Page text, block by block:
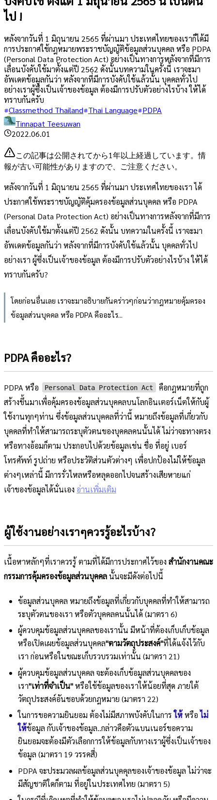
ไป !
หลังจากวันที่ 1 มิถุนายน 2565 ที่ผ่านมา ประเทศไทยของเราก็ได้มี
การประกาศใช้กฎหมายพระราชบัญญัติข้อมูลส่วนบุคคล หรือ PDPA
(Personal Data Protection Act) อย่างเป็นทางการหลังจากที่มีการ
เลื่อนบังคับใช้มาตั้งแต่ปี 2562 ดังนั้นบทความในครั้งนี้ เราจะมา
อัพเดตข้อมูลกันว่า หลังจากที่มีการบังคับใช้แล้วนั้น บุคคลทั่วไป
อย่างเราผู้ซึ่งเป็นเจ้าของข้อมูล ต้องมีการปรับตัวอย่างไรบ้าง ให้ได้
ทราบกันครับ
Classmethod Thailand Thai Language PDPA
Tinnapat Teesuwan
2022.06.01
この記事は公開されてから1年以上経過しています。情
報が古い可能性がありますので、ご注意ください。
หลังจากวันที่ 1 มิถุนายน 2565 ที่ผ่านมา ประเทศไทยของเรา ได้
ประกาศใช้พระราชบัญญัติคุ้มครองข้อมูลส่วนบุคคล หรือ PDPA
(Personal Data Protection Act) อย่างเป็นทางการหลังจากที่มีการ
เลื่อนบังคับใช้มาตั้งแต่ปี 2562 ดังนั้น บทความในครั้งนี้ เราจะมา
อัพเดตข้อมูลกันว่า หลังจากที่มีการบังคับใช้แล้วนั้น บุคคลทั่วไป
อย่างเรา ผู้ซึ่งเป็นเจ้าของข้อมูล ต้องมีการปรับตัวอย่างไรบ้าง ให้ได้
ทราบกันครับ?
โดยก่อนอื่นเลย เราจะมาอธิบายกันคร่าวๆก่อนว่ากฎหมายคุ้มครอง
ข้อมูลส่วนบุคคล หรือ PDPA คืออะไร...
PDPA คืออะไร?
PDPA หรือ Personal Data Protection Act
คือกฎหมายที่ถูก
สร้างขึ้นมาเพื่อคุ้มครองข้อมูลส่วนบุคคลบนโลกอินเตอร์เน็ตให้กับผู้
ใช้งานทุกๆท่าน ซึ่งข้อมูลส่วนบุคคลที่ว่านี้ หมายถึงข้อมูลที่เกี่ยวกับ
บุคคลที่ทำให้สามารถระบุตัวตนของบุคคลคนนั้นได้ ไม่ว่าจะทางตรง
หรือทางอ้อมก็ตาม ประกอบไปด้วยข้อมูลเช่น ชื่อ ที่อยู่ เบอร์
โทรศัพท์ รูปถ่าย หรือประวัติส่วนตัวต่างๆ เพื่อปกป้องไม่ให้ข้อมูล
ต่างๆเหล่านี้ มีการรั่วไหลหรือหลุดออกไปจนสร้างเสียหายแก่
เจ้าของข้อมูลได้นั่นเอง อ่านเพิ่มเติม
ผู้ใช้งานอย่างเราๆควรรู้อะไรบ้าง?
เนื้อหาหลักๆที่เราควรรู้ ตามที่ได้มีการประกาศไว้ของ สำนักงานคณะ
กรรมการคุ้มครองข้อมูลส่วนบุคคลนั้นจะมีดังต่อไปนี้
ข้อมูลส่วนบุคคล หมายถึงข้อมูลที่เกี่ยวกับบุคคลที่ทำให้สามารถ
ระบุตัวตนของเรา หรือตัวบุคคลคนนั้นได้ (มาตรา 6)
ผู้ควบคุมข้อมูลส่วนบุคคลของเรานั้น มีหน้าที่ต้องเก็บเก็บข้อมูล
หรือเปิดเผยข้อมูลส่วนบุคคล"ตามวัตถุประสงค์"ที่ได้แจ้งไว้กับ
เรา ก่อนหรือในขณะเก็บรวบรวมเท่านั้น (มาตรา 21)
ผู้ควบคุมข้อมูลส่วนบุคคล จะต้องเก็บข้อมูลส่วนบุคคลของ
เรา"เท่าที่จำเป็น"หรือใช้ข้อมูลของเราให้น้อยที่สุด ภายใต้
วัตถุประสงค์อันชอบด้วยกฎหมาย (มาตรา 22)
ในการขอความยินยอม ต้องไม่มีสภาพบังคับในการให้หรือไม่
ให้ข้อมูล กับเจ้าของข้อมูล..กล่าวคือตัวแบนเนอร์ขอความ
ยินยอมจะต้องมีตัวเลือกการให้ข้อมูลกับทางเราผู้ซึ่งเป็นเจ้าของ
ข้อมูล (มาตรา 19 วรรคสี่)
PDPA จะประมวลผลข้อมูลส่วนบุคคุลของเจ้าของข้อมูล ไม่ว่าจะ
มีสัญชาติใดก็ตาม ที่อยู่ในประเทศไทย (มาตรา 5)